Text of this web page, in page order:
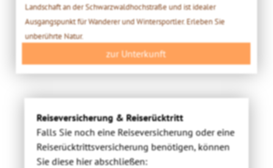
Landschaft an der Schwarzwaldhochstraße und ist idealer
Ausgangspunkt für Wanderer und Wintersportler. Erleben Sie
unberührte Natur.
zur Unterkunft
Reiseversicherung & Reiserücktritt
Falls Sie noch eine Reiseversicherung oder eine
Reiserücktrittsversicherung benötigen, können
Sie diese hier abschließen: